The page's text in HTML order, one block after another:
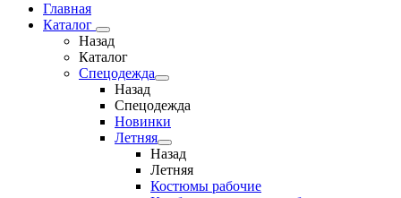
Главная
Каталог
Назад
Каталог
Спецодежда
Назад
Спецодежда
Новинки
Летняя
Назад
Летняя
Костюмы рабочие